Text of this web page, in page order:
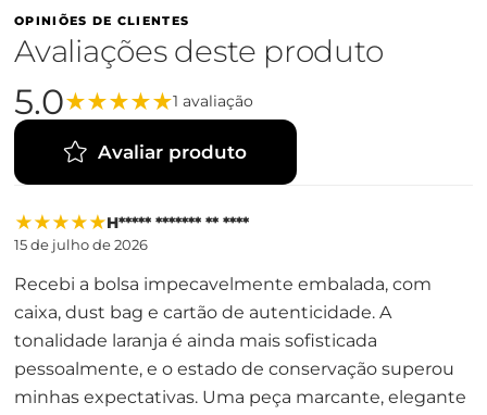
OPINIÕES DE CLIENTES
Avaliações deste produto
5.0★★★★★1 avaliação
Avaliar produto
★★★★★H***** ******* ** ****
15 de julho de 2026
Recebi a bolsa impecavelmente embalada, com
caixa, dust bag e cartão de autenticidade. A
tonalidade laranja é ainda mais sofisticada
pessoalmente, e o estado de conservação superou
minhas expectativas. Uma peça marcante, elegante